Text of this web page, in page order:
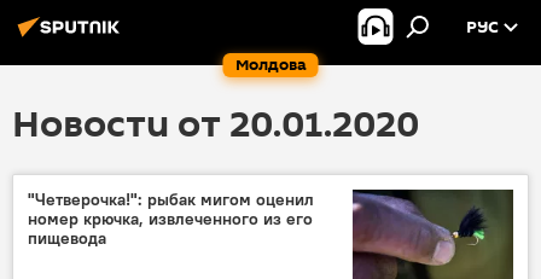
Молдова
РУС
Новости от 20.01.2020
"Четверочка!": рыбак мигом оценил
номер крючка, извлеченного из его
пищевода